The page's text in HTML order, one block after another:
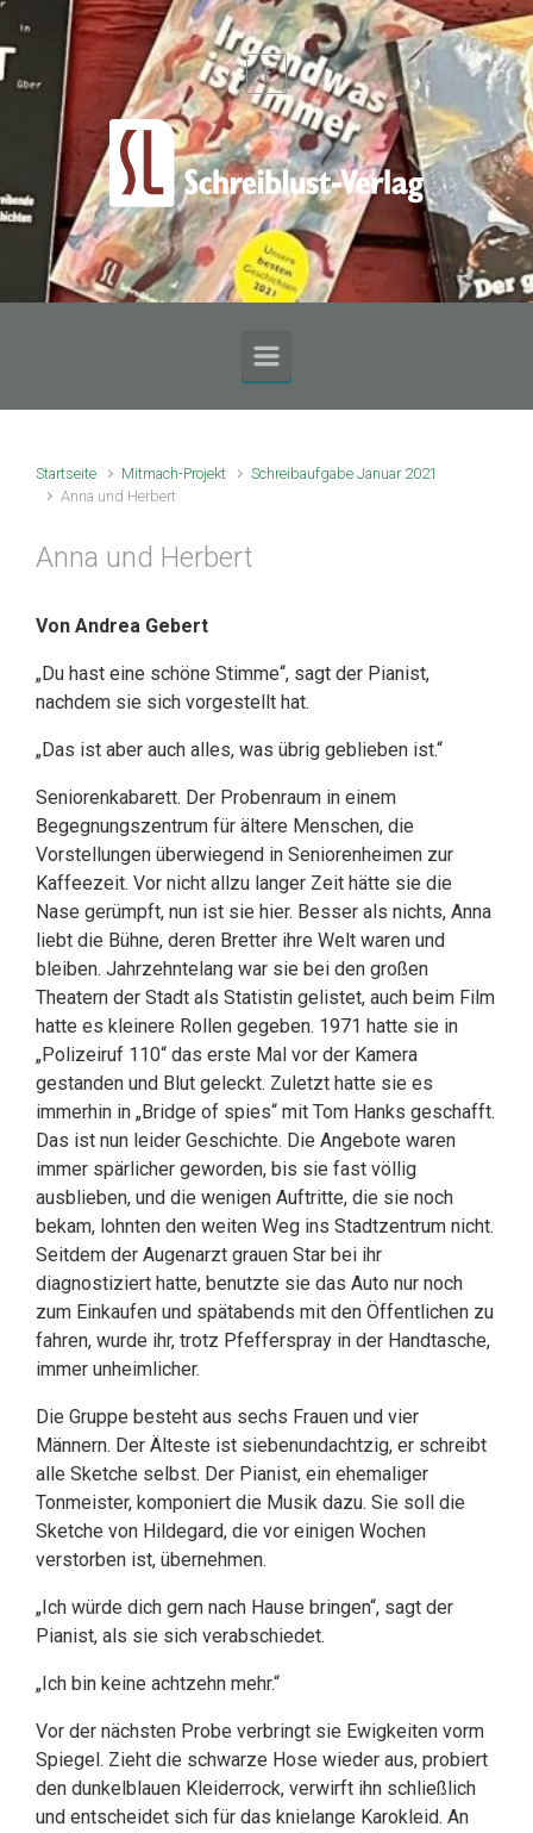
Zum Hauptinhalt springen
Startseite Mitmach-Projekt
Schreibaufgabe Januar 2021
Anna und Herbert
Anna und Herbert
Von Andrea Gebert
„Du hast eine schöne Stimme“, sagt der Pianist,
nachdem sie sich vorgestellt hat.
„Das ist aber auch alles, was übrig geblieben ist.“
Seniorenkabarett. Der Probenraum in einem
Begegnungszentrum für ältere Menschen, die
Vorstellungen überwiegend in Seniorenheimen zur
Kaffeezeit. Vor nicht allzu langer Zeit hätte sie die
Nase gerümpft, nun ist sie hier. Besser als nichts, Anna
liebt die Bühne, deren Bretter ihre Welt waren und
bleiben. Jahrzehntelang war sie bei den großen
Theatern der Stadt als Statistin gelistet, auch beim Film
hatte es kleinere Rollen gegeben. 1971 hatte sie in
„Polizeiruf 110“ das erste Mal vor der Kamera
gestanden und Blut geleckt. Zuletzt hatte sie es
immerhin in „Bridge of spies“ mit Tom Hanks geschafft.
Das ist nun leider Geschichte. Die Angebote waren
immer spärlicher geworden, bis sie fast völlig
ausblieben, und die wenigen Auftritte, die sie noch
bekam, lohnten den weiten Weg ins Stadtzentrum nicht.
Seitdem der Augenarzt grauen Star bei ihr
diagnostiziert hatte, benutzte sie das Auto nur noch
zum Einkaufen und spätabends mit den Öffentlichen zu
fahren, wurde ihr, trotz Pfefferspray in der Handtasche,
immer unheimlicher.
Die Gruppe besteht aus sechs Frauen und vier
Männern. Der Älteste ist siebenundachtzig, er schreibt
alle Sketche selbst. Der Pianist, ein ehemaliger
Tonmeister, komponiert die Musik dazu. Sie soll die
Sketche von Hildegard, die vor einigen Wochen
verstorben ist, übernehmen.
„Ich würde dich gern nach Hause bringen“, sagt der
Pianist, als sie sich verabschiedet.
„Ich bin keine achtzehn mehr.“
Vor der nächsten Probe verbringt sie Ewigkeiten vorm
Spiegel. Zieht die schwarze Hose wieder aus, probiert
den dunkelblauen Kleiderrock, verwirft ihn schließlich
und entscheidet sich für das knielange Karokleid. An